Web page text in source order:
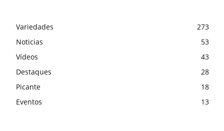
Variedades
273
Noticias
53
Vídeos
43
Destaques
28
Picante
18
Eventos
13